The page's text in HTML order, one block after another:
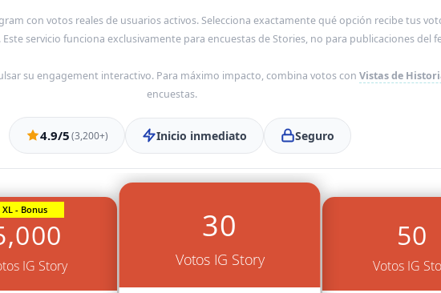
con votos reales de usuarios activos. Selecciona exactamente qué opción recibe tus
servicio funciona exclusivamente para encuestas de Stories, no para publicaciones del
su engagement interactivo. Para máximo impacto, combina votos con Vistas de
encuestas.
4.9/5(3,200+) Inicio inmediato Seguro
XL - Bonus
IG Story
30
Votos IG Story
50
Votos IG